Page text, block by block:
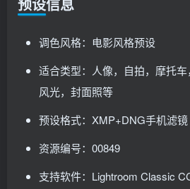
调色风格：电影风格预设
适合类型：人像，自拍，摩托车
风光，封面照等
预设格式：XMP+DNG手机滤镜
资源编号：00849
支持软件：Lightroom Classic